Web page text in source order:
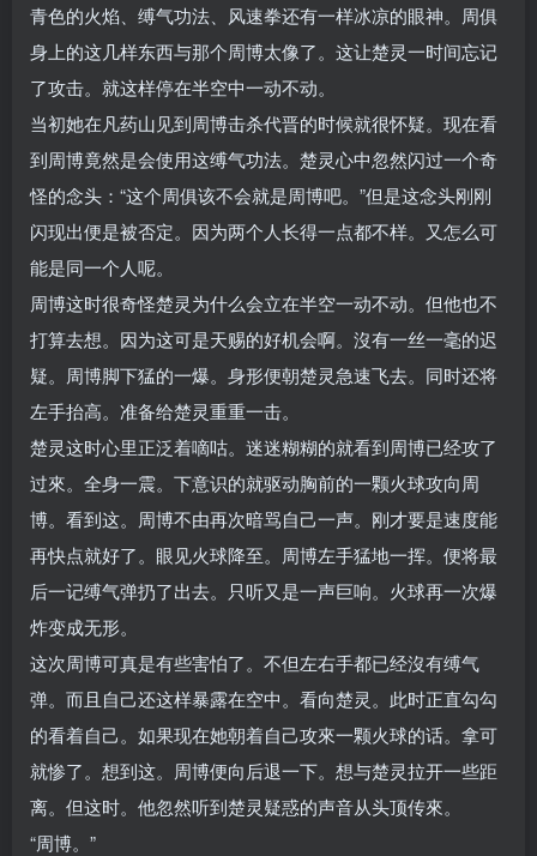
青色的火焰、缚气功法、风速拳还有一样冰凉的眼神。周俱
身上的这几样东西与那个周博太像了。这让楚灵一时间忘记
了攻击。就这样停在半空中一动不动。
当初她在凡药山见到周博击杀代晋的时候就很怀疑。现在看
到周博竟然是会使用这缚气功法。楚灵心中忽然闪过一个奇
怪的念头：“这个周俱该不会就是周博吧。”但是这念头刚刚
闪现出便是被否定。因为两个人长得一点都不样。又怎么可
能是同一个人呢。
周博这时很奇怪楚灵为什么会立在半空一动不动。但他也不
打算去想。因为这可是天赐的好机会啊。沒有一丝一毫的迟
疑。周博脚下猛的一爆。身形便朝楚灵急速飞去。同时还将
左手抬高。准备给楚灵重重一击。
楚灵这时心里正泛着嘀咕。迷迷糊糊的就看到周博已经攻了
过來。全身一震。下意识的就驱动胸前的一颗火球攻向周
博。看到这。周博不由再次暗骂自己一声。刚才要是速度能
再快点就好了。眼见火球降至。周博左手猛地一挥。便将最
后一记缚气弹扔了出去。只听又是一声巨响。火球再一次爆
炸变成无形。
这次周博可真是有些害怕了。不但左右手都已经沒有缚气
弹。而且自己还这样暴露在空中。看向楚灵。此时正直勾勾
的看着自己。如果现在她朝着自己攻來一颗火球的话。拿可
就惨了。想到这。周博便向后退一下。想与楚灵拉开一些距
离。但这时。他忽然听到楚灵疑惑的声音从头顶传來。
“周博。”